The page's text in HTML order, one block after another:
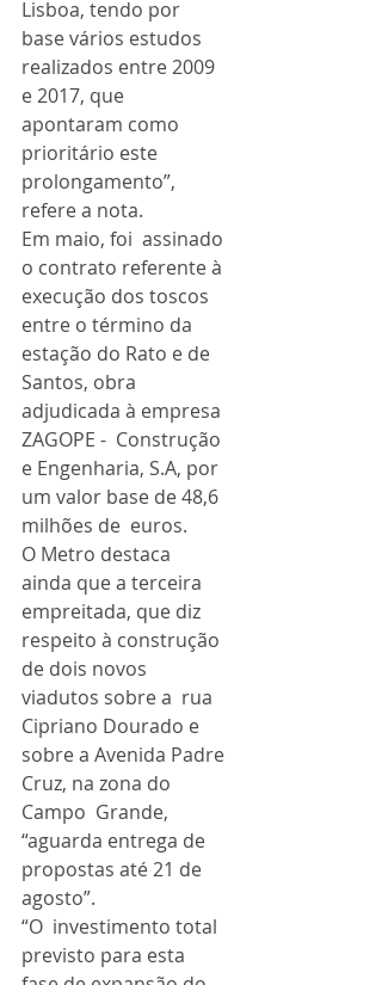
Lisboa, tendo por
base vários estudos
realizados entre 2009
e 2017, que
apontaram como
prioritário este
prolongamento”,
refere a nota.
Em maio, foi  assinado
o contrato referente à
execução dos toscos
entre o término da
estação do Rato e de
Santos, obra
adjudicada à empresa
ZAGOPE -  Construção
e Engenharia, S.A, por
um valor base de 48,6
milhões de  euros.
O Metro destaca
ainda que a terceira
empreitada, que diz
respeito à construção
de dois novos
viadutos sobre a  rua
Cipriano Dourado e
sobre a Avenida Padre
Cruz, na zona do
Campo  Grande,
“aguarda entrega de
propostas até 21 de
agosto”.
“O  investimento total
previsto para esta